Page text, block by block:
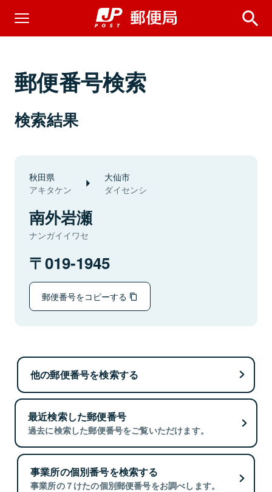
郵便番号検索
検索結果
秋田県
アキタケン
大仙市
ダイセンシ
南外岩瀬
ナンガイイワセ
019-1945
郵便番号をコピーする
他の郵便番号を検索する
最近検索した郵便番号
過去に検索した郵便番号をご覧いただけます。
事業所の個別番号を検索する
事業所の７けたの個別郵便番号をお調べします。